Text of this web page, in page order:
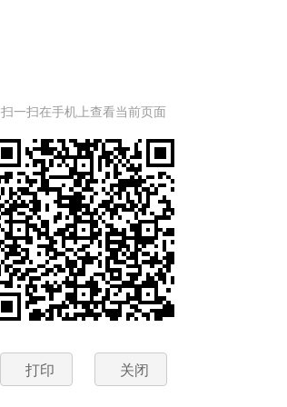
扫一扫在手机上查看当前页面
打印 关闭